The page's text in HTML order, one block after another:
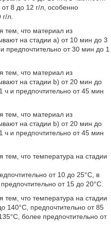
8 до 12 г/л, особенно
л.
тем, что материал из
на стадии a) от 10 мин до 3
предпочтительно от 30 мин до 1
тем, что материал из
на стадии b) от 20 мин до
ч и предпочтительно от 45 мин
тем, что материал из
на стадии b) от 20 мин до
ч и предпочтительно от 45 мин
что температура на стадии
от 10 до 25°C, в
от 15 до 20°C.
что температура на стадии
140°C, предпочтительно от 85
более предпочтительно от